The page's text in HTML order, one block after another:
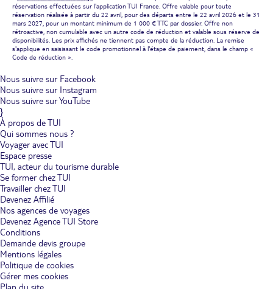
réservations effectuées sur l'application TUI France. Offre valable pour toute
réservation réalisée à partir du 22 avril, pour des départs entre le 22 avril 2026 et le 31
mars 2027, pour un montant minimum de 1 000 € TTC par dossier. Offre non
rétroactive, non cumulable avec un autre code de réduction et valable sous réserve de
disponibilités. Les prix affichés ne tiennent pas compte de la réduction. La remise
s'applique en saisissant le code promotionnel à l'étape de paiement, dans le champ «
Code de réduction ».
Nous suivre sur Facebook
Nous suivre sur Instagram
Nous suivre sur YouTube
}
À propos de TUI
Qui sommes nous ?
Voyager avec TUI
Espace presse
TUI, acteur du tourisme durable
Se former chez TUI
Travailler chez TUI
Devenez Affilié
Nos agences de voyages
Devenez Agence TUI Store
Conditions
Demande devis groupe
Mentions légales
Politique de cookies
Gérer mes cookies